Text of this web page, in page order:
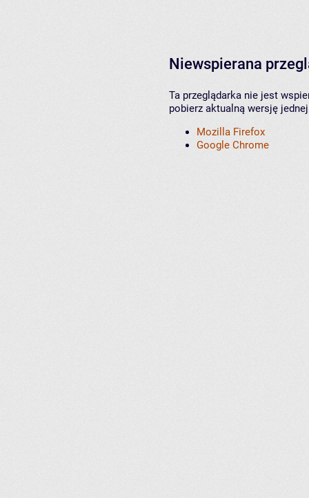
Niewspierana
Ta przeglądarka nie jest
pobierz aktualną wersję
Mozilla Firefox
Google Chrome